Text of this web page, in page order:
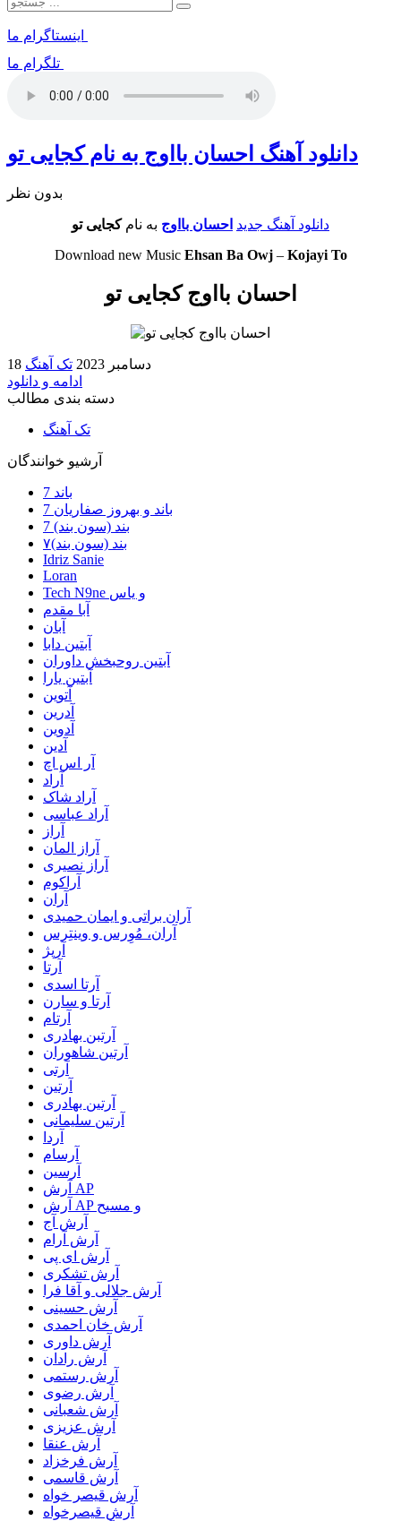
اینستاگرام ما
تلگرام ما
دانلود آهنگ احسان بااوج به نام کجایی تو
بدون نظر
دانلود آهنگ جدید احسان بااوج به نامکجایی تو
Download new Music Ehsan Ba Owj– Kojayi To
احسان بااوج کجایی تو
18 دسامبر 2023
تک آهنگ
ادامه و دانلود
دسته بندی مطالب
تک آهنگ
آرشیو خوانندگان
7 باند
7 باند و بهروز صفاریان
7 بند (سون بند)
۷بند (سون بند)
Idriz Sanie
Loran
Tech N9ne و یاس
آبا مقدم
آبان
آبتین دابا
آبتین روحبخش داوران
آبتین یارا
آتوین
آدرین
آدوین
آدین
آر اس اچ
آراد
آراد شاک
آراد عباسی
آراز
آراز المان
آراز نصیری
آراکوم
آران
آران براتی و ایمان حمیدی
آران، مُوِرس و وینتِرس
آرپژ
آرتا
آرتا اسدی
آرتا و سارن
آرتام
آرتبن بهادری
آرتين شاهوران
آرتی
آرتین
آرتین بهادری
آرتین سلیمانی
آردا
آرسام
آرسین
آرش AP
آرش AP و مسیح
آرش آج
آرش آرام
آرش ای پی
آرش تشکری
آرش جلالی و آقا فرا
آرش حسینی
آرش خان احمدی
آرش داوری
آرش رادان
آرش رستمى
آرش رضوی
آرش شعبانی
آرش عزیزی
آرش عنقا
آرش فرخزاد
آرش قاسمی
آرش قیصر خواه
آرش قیصرخواه